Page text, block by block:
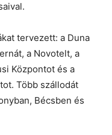
tervezett: a Duna
a Novotelt, a
Központot és a
Több szállodát
Bécsben és